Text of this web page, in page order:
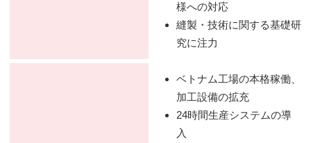
様への対応
縫製・技術に関する基礎研
究に注力
ベトナム工場の本格稼働、
加工設備の拡充
24時間生産システムの導
入